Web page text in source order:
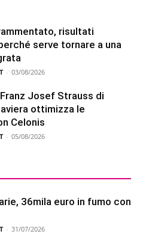
risultati
serve tornare a una
- 03/08/2026
Josef Strauss di
ottimizza le
Celonis
- 05/08/2026
36mila euro in fumo con
- 31/07/2026